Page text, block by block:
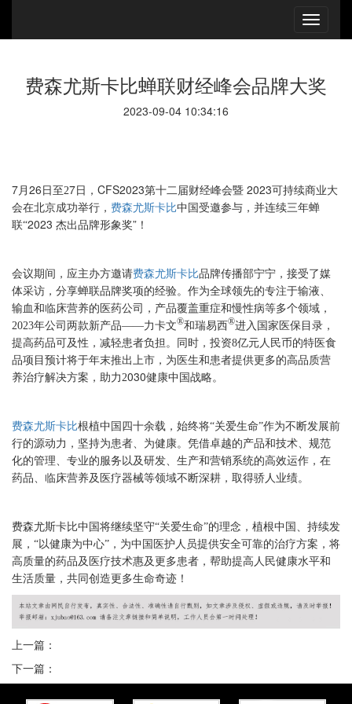
费森尤斯卡比蝉联财经峰会品牌大奖
2023-09-04 10:34:16
7月26 日至27日，CFS2023第十二届财经峰会暨 2023可持续商业大
会在北京成功举行， 费森尤斯卡比中国受邀参与，并连续三年蝉
联“2023 杰出品牌形象奖”！
会议期间，应主办方邀请费森尤斯卡比品牌传播部宁宁，接受了媒
体采访，分享蝉联品牌奖项的经验。作为全球领先的专注于输液、
输血和临床营养的医药公司，产品覆盖重症和慢性病等多个领域，
2023年公司两款新产品——力卡文®和瑞易西®进入国家医保目录，
提高药品可及性，减轻患者负担。同时，投资8亿元人民币的特医食
品项目预计将于年末推出上市，为医生和患者提供更多的高品质营
养治疗解决方案，助力2030健康中国战略。
费森尤斯卡比根植中国四十余载，始终将“关爱生命”作为不断发展前
行的源动力，坚持为患者、为健康。凭借卓越的产品和技术、规范
化的管理、专业的服务以及研发、生产和营销系统的高效运作，在
药品、临床营养及医疗器械等领域不断深耕，取得骄人业绩。
费森尤斯卡比中国将继续坚守“关爱生命”的理念，植根中国、持续发
展，“以健康为中心”，为中国医护人员提供安全可靠的治疗方案，将
高质量的药品及医疗技术惠及更多患者，帮助提高人民健康水平和
生活质量，共同创造更多生命奇迹！
上一篇：
下一篇：